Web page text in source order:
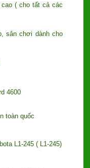
( cho tất cả các
sân chơi dành cho
4600
toàn quốc
L1-245 ( L1-245)